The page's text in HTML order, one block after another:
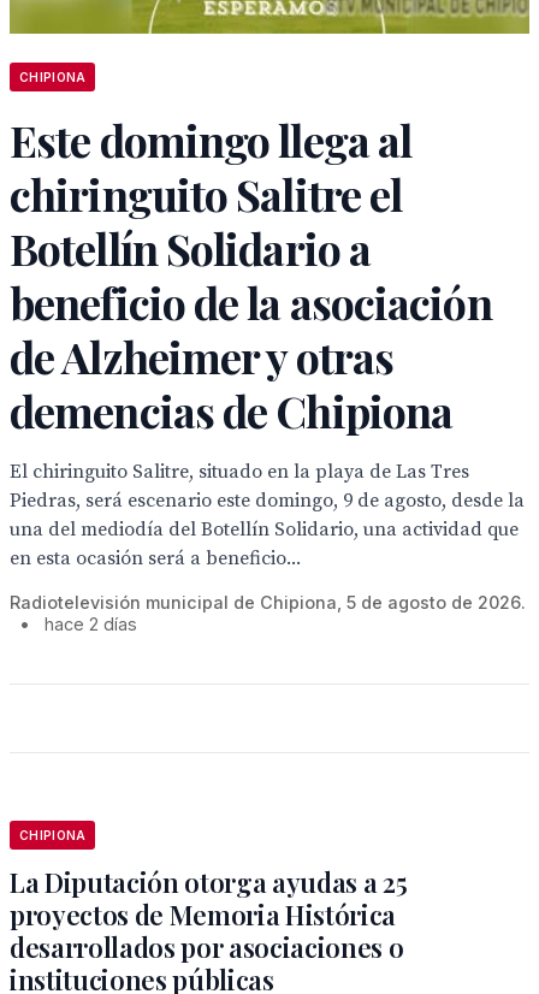
CHIPIONA
Este domingo llega al
chiringuito Salitre el
Botellín Solidario a
beneficio de la asociación
de Alzheimer y otras
demencias de Chipiona
El chiringuito Salitre, situado en la playa de Las Tres
Piedras, será escenario este domingo, 9 de agosto, desde la
una del mediodía del Botellín Solidario, una actividad que
en esta ocasión será a beneficio...
Radiotelevisión municipal de Chipiona, 5 de agosto de 2026.
•
hace 2 días
CHIPIONA
La Diputación otorga ayudas a 25
proyectos de Memoria Histórica
desarrollados por asociaciones o
instituciones públicas